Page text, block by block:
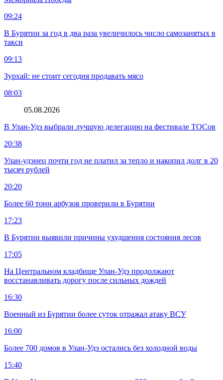
09:24
В Бурятии за год в два раза увеличилось число самозанятых в
такси
09:13
Зурхай: не стоит сегодня продавать мясо
08:03
05.08.2026
В Улан-Удэ выбрали лучшую делегацию на фестивале ТОСов
20:38
Улан-удэнец почти год не платил за тепло и накопил долг в 20
тысяч рублей
20:20
Более 60 тонн арбузов проверили в Бурятии
17:23
В Бурятии выявили причины ухудшения состояния лесов
17:05
На Центральном кладбище Улан-Удэ продолжают
восстанавливать дорогу после сильных дождей
16:30
Военный из Бурятии более суток отражал атаку ВСУ
16:00
Более 700 домов в Улан-Удэ остались без холодной воды
15:40